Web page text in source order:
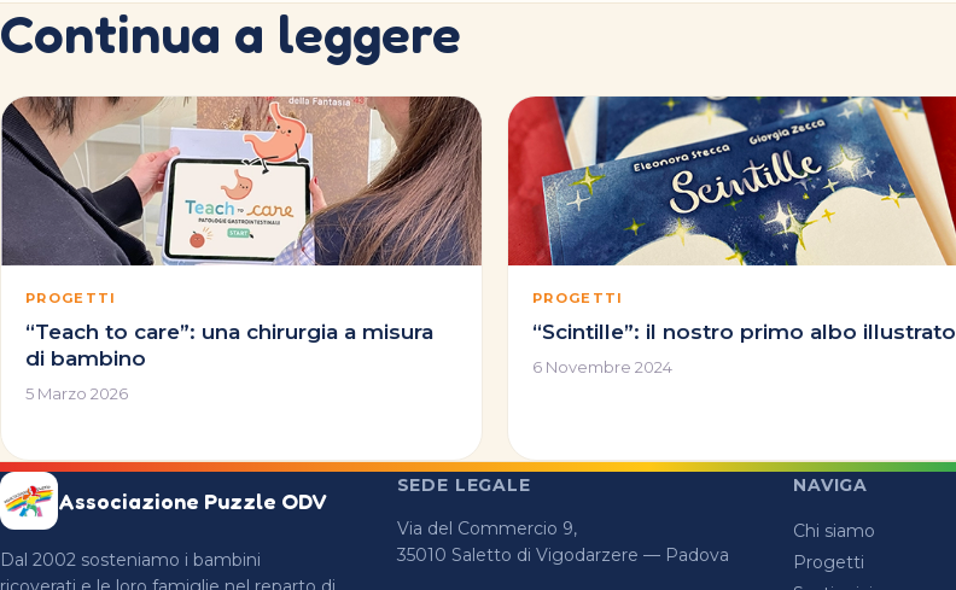
Continua a leggere
PROGETTI
“Teach to care”: una chirurgia a misura
di bambino
5 Marzo 2026
PROGETTI
“Scintille”: il nostro primo albo illustrato
6 Novembre 2024
Associazione Puzzle ODV
Dal 2002 sosteniamo i bambini
SEDE LEGALE
Via del Commercio 9,
35010 Saletto di Vigodarzere — Padova
NAVIGA
Chi siamo
Progetti